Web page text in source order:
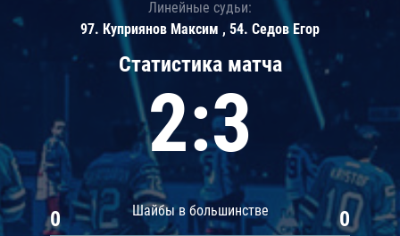
Статистика матча
2:3
Шайбы в большинстве
0 0
Линейные судьи:
97. Куприянов Максим , 54. Седов Егор